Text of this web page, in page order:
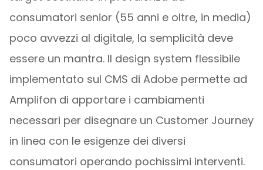
consumatori senior (55 anni e oltre, in media)
poco avvezzi al digitale, la semplicità deve
essere un mantra. Il design system flessibile
implementato sul CMS di Adobe permette ad
Amplifon di apportare i cambiamenti
necessari per disegnare un Customer Journey
in linea con le esigenze dei diversi
consumatori operando pochissimi interventi.